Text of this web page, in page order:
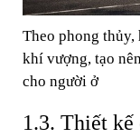
Theo phong thủy,
khí vượng, tạo
cho người ở
1.3. Thiết kế